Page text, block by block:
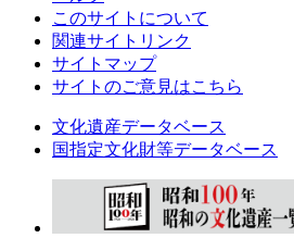
このサイトについて
関連サイトリンク
サイトマップ
サイトのご意見はこちら
文化遺産データベース
国指定文化財等データベース